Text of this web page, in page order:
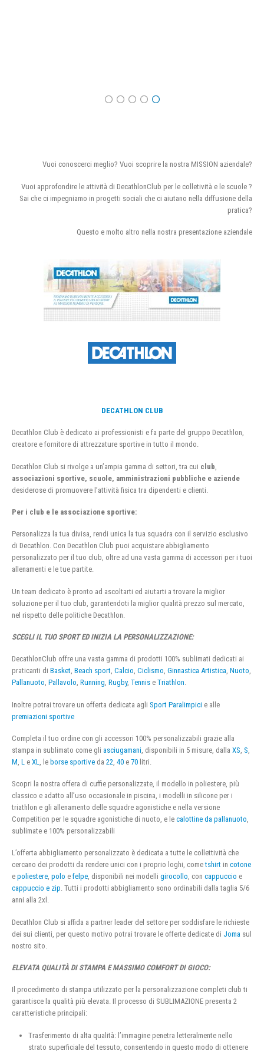
Vuoi conoscerci meglio? Vuoi scoprire la nostra MISSION aziendale?
Vuoi approfondire le attività di DecathlonClub per le colletività e le scuole ?
Sai che ci impegniamo in progetti sociali che ci aiutano nella diffusione della
pratica?
Questo e molto altro nella nostra presentazione aziendale
DECATHLON CLUB
Decathlon Club è dedicato ai professionisti e fa parte del gruppo Decathlon,
creatore e fornitore di attrezzature sportive in tutto il mondo.
Decathlon Club si rivolge a un’ampia gamma di settori, tra cui club
associazioni sportive, scuole, amministrazioni pubbliche e aziende
desiderose di promuovere l’attività fisica tra dipendenti e clienti.
Per i club e le associazione sportive:
Personalizza la tua divisa, rendi unica la tua squadra con il servizio esclusivo
di Decathlon. Con Decathlon Club puoi acquistare abbigliamento
personalizzato per il tuo club, oltre ad una vasta gamma di accessori per i tuoi
allenamenti e le tue partite.
Un team dedicato è pronto ad ascoltarti ed aiutarti a trovare la miglior
soluzione per il tuo club, garantendoti la miglior qualità prezzo sul mercato,
nel rispetto delle politiche Decathlon.
SCEGLI IL TUO SPORT ED INIZIA LA PERSONALIZZAZIONE:
DecathlonClub offre una vasta gamma di prodotti 100% sublimati dedicati ai
praticanti di Basket, Beach sport, Calcio, Ciclismo, Ginnastica Artistica, Nuoto,
Pallanuoto, Pallavolo, Running, Rugby, Tennis e Triathlon.
Inoltre potrai trovare un offerta dedicata agli Sport Paralimpici e alle
premiazioni sportive
Completa il tuo ordine con gli accessori 100% personalizzabili grazie alla
stampa in sublimato come gli asciugamani , disponibili in 5 misure, dalla XS S
M L e XL , le borse sportive da 22 40 e 70 litri.
Scopri la nostra offera di cuffie personalizzate, il modello in poliestere, più
classico e adatto all’uso occasionale in piscina, i modelli in silicone per i
triathlon e gli allenamento delle squadre agonistiche e nella versione
Competition per le squadre agonistiche di nuoto, e le calottine da pallanuoto,
sublimate e 100% personalizzabili
L’offerta abbigliamento personalizzato è dedicata a tutte le collettività che
cercano dei prodotti da rendere unici con i proprio loghi, cometshirt in cotone
e poliestere, polo e felpe, disponibili nei modelli girocollo, con cappuccio e
cappuccio e zip. Tutti i prodotti abbigliamento sono ordinabili dalla taglia 5/6
anni alla 2xl.
Decathlon Club si affida a partner leader del settore per soddisfare le richieste
dei sui clienti, per questo motivo potrai trovare le offerte dedicate di Joma sul
nostro sito.
ELEVATA QUALITÀ DI STAMPA E MASSIMO COMFORT DI GIOCO:
Il procedimento di stampa utilizzato per la personalizzazione completi club ti
garantisce la qualità più elevata. Il processo di SUBLIMAZIONE presenta 2
caratteristiche principali:
Trasferimento di alta qualità: l’immagine penetra letteralmente nello
strato superficiale del tessuto, consentendo in questo modo di ottenere